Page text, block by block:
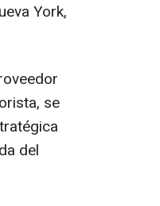
York,
se
del